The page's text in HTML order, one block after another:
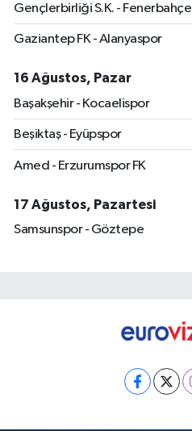
Gençlerbirliği S.K. - Fenerbahçe
Gaziantep FK - Alanyaspor
16 Ağustos, Pazar
Başakşehir - Kocaelispor
Beşiktaş - Eyüpspor
Amed - Erzurumspor FK
17 Ağustos, Pazartesi
Samsunspor - Göztepe